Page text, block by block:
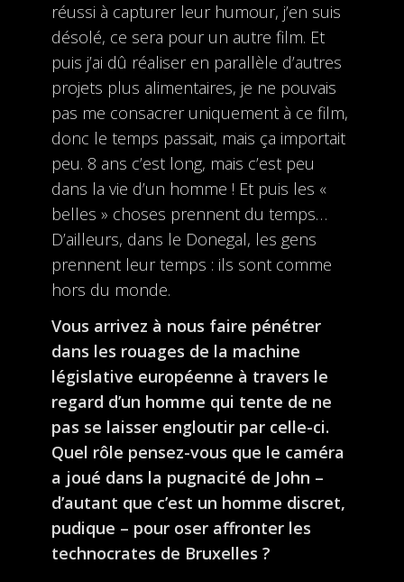
réussi à capturer leur humour, j’en suis
désolé, ce sera pour un autre film. Et
puis j’ai dû réaliser en parallèle d’autres
projets plus alimentaires, je ne pouvais
pas me consacrer uniquement à ce film,
donc le temps passait, mais ça importait
peu. 8 ans c’est long, mais c’est peu
dans la vie d’un homme ! Et puis les «
belles » choses prennent du temps…
D’ailleurs, dans le Donegal, les gens
prennent leur temps : ils sont comme
hors du monde.
Vous arrivez à nous faire pénétrer
dans les rouages de la machine
législative européenne à travers le
regard d’un homme qui tente de ne
pas se laisser engloutir par celle-ci.
Quel rôle pensez-vous que le caméra
a joué dans la pugnacité de John –
d’autant que c’est un homme discret,
pudique – pour oser affronter les
technocrates de Bruxelles ?